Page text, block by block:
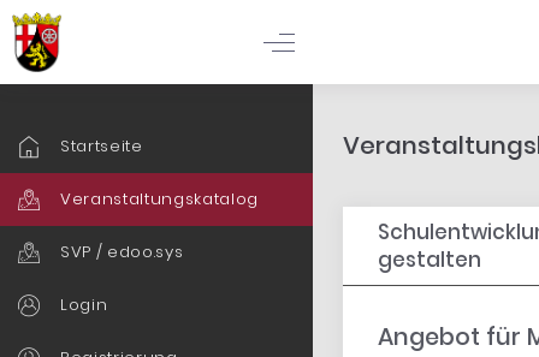
Startseite
Veranstaltungskatalog
SVP / edoo.sys
Login
gestalten
Angebot für